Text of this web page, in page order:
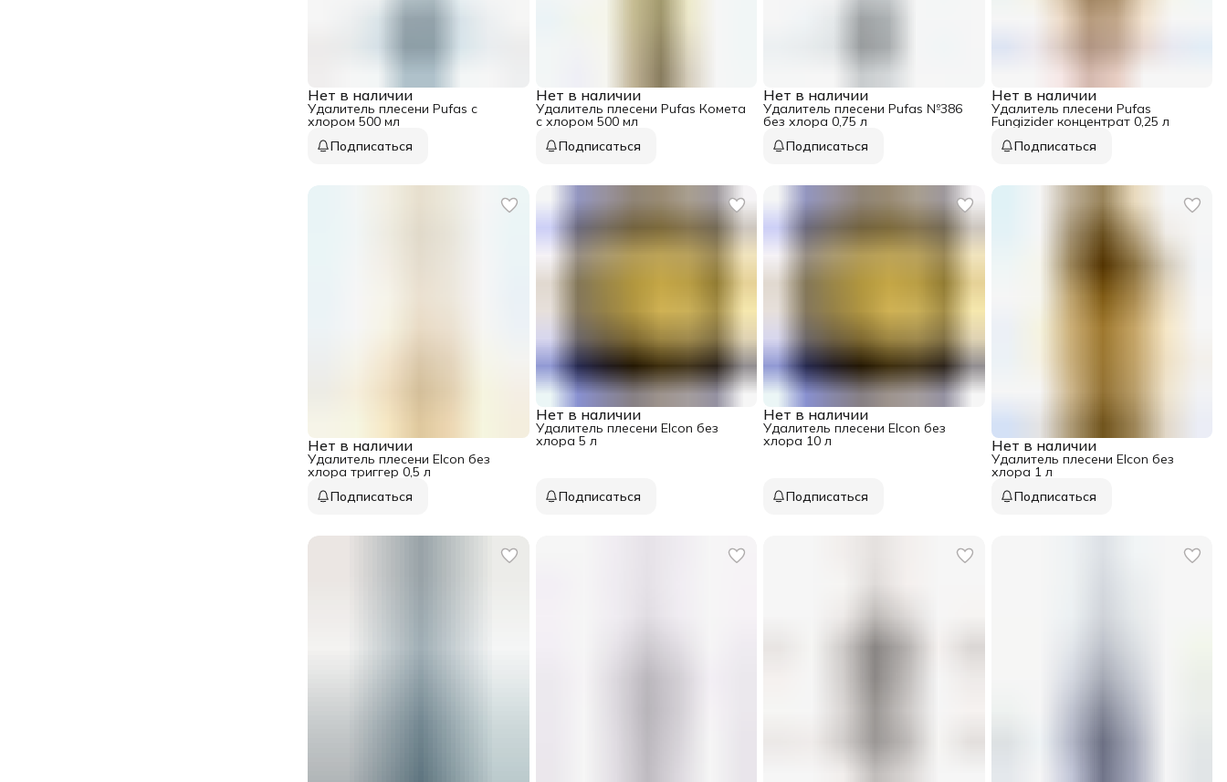
Нет в наличии
Удалитель плесени Pufas с
хлором 500 мл
Подписаться
Нет в наличии
Удалитель плесени Pufas Комета
с хлором 500 мл
Подписаться
Нет в наличии
Удалитель плесени Pufas №386
без хлора 0,75 л
Подписаться
Нет в наличии
Удалитель плесени Pufas
Fungizider концентрат 0,25 л
Подписаться
Нет в наличии
Удалитель плесени Elcon без
хлора триггер 0,5 л
Подписаться
Нет в наличии
Удалитель плесени Elcon без
хлора 5 л
Подписаться
Нет в наличии
Удалитель плесени Elcon без
хлора 10 л
Подписаться
Нет в наличии
Удалитель плесени Elcon без
хлора 1 л
Подписаться